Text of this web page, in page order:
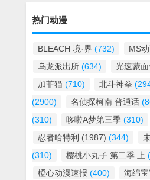
热门动漫
BLEACH 境·界 (732) MS
乌龙派出所 (634) 光速蒙
加菲猫 (710) 北斗神拳
(2900)
名侦探柯南 普通话
(310)
哆啦A梦第三季 (310)
忍者哈特利 (1987) (344)
(310)
樱桃小丸子 第二季 上
橙心动漫速报 (400) 海绵宝